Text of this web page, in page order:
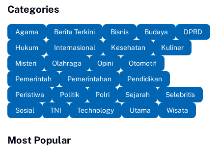
Categories
Agama Berita Terkini Bisnis Budaya
DPRD
Hukum
Internasional Kesehatan
Kuliner
Misteri
Olahraga Opini
Otomotif
Pemerintah
Pemerintahan
Pendidikan
Peristiwa
Politik Polri Sejarah
Selebritis
Sosial
TNI Technology Utama Wisata
Most Popular